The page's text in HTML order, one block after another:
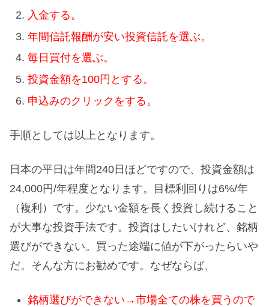
入金する。
年間信託報酬が安い投資信託を選ぶ。
毎日買付を選ぶ。
投資金額を100円とする。
申込みのクリックをする。
手順としては以上となります。
日本の平日は年間240日ほどですので、投資金額は
24,000円/年程度となります。目標利回りは6%/年
（複利）です。少ない金額を長く投資し続けること
が大事な投資手法です。投資はしたいけれど、銘柄
選びができない。買った途端に値が下がったらいや
だ。そんな方にお勧めです。なぜならば、
銘柄選びができない→市場全ての株を買うので